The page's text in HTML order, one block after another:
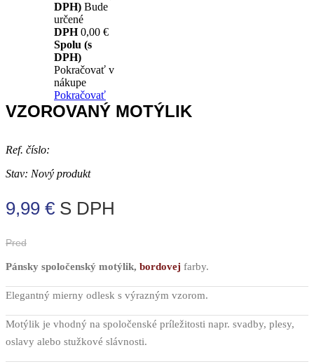
DPH) Bude
určené
DPH 0,00 €
Spolu (s
DPH)
Pokračovať v
nákupe
Pokračovať
VZOROVANÝ MOTÝLIK
Ref. číslo:
Stav: Nový produkt
9,99 € S DPH
Pred
Pánsky spoločenský motýlik, bordovej farby.
Elegantný mierny odlesk s výrazným vzorom.
Motýlik je vhodný na spoločenské príležitosti napr. svadby, plesy,
oslavy alebo stužkové slávnosti.